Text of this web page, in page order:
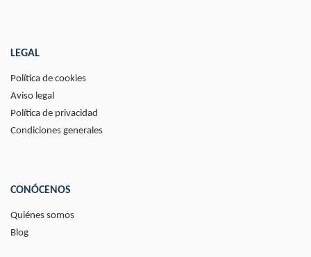
LEGAL
Política de cookies
Aviso legal
Política de privacidad
Condiciones generales
CONÓCENOS
Quiénes somos
Blog